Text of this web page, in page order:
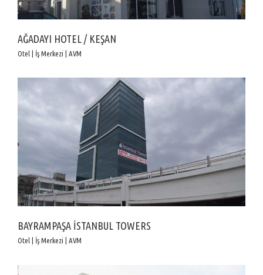
AĞADAYI HOTEL / KEŞAN
Otel | İş Merkezi | AVM
BAYRAMPAŞA İSTANBUL TOWERS
Otel | İş Merkezi | AVM